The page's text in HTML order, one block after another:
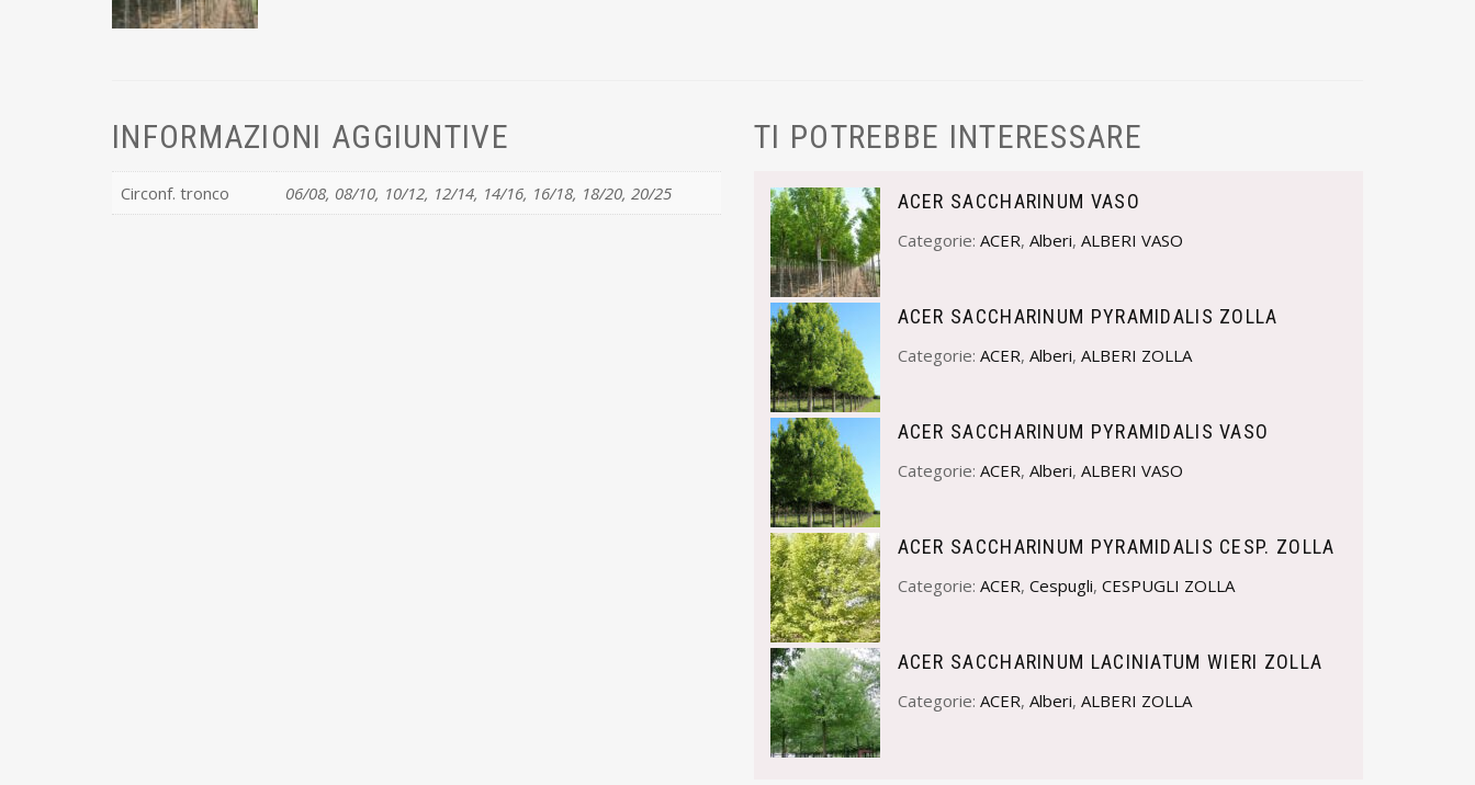
INFORMAZIONI AGGIUNTIVE
Circonf. tronco 06/08, 08/10, 10/12, 12/14, 14/16, 16/18, 18/20, 20/25
TI POTREBBE INTERESSARE
ACER SACCHARINUM VASO
Categorie: ACER, Alberi, ALBERI VASO
ACER SACCHARINUM PYRAMIDALIS ZOLLA
Categorie: ACER, Alberi, ALBERI ZOLLA
ACER SACCHARINUM PYRAMIDALIS VASO
Categorie: ACER, Alberi, ALBERI VASO
ACER SACCHARINUM PYRAMIDALIS CESP. ZOLLA
Categorie: ACER, Cespugli, CESPUGLI ZOLLA
ACER SACCHARINUM LACINIATUM WIERI ZOLLA
Categorie: ACER, Alberi, ALBERI ZOLLA